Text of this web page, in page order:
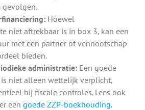
gevolgen.
Hoewel
niet aftrekbaar is in box 3, kan een
met een partner of vennootschap
bieden.
administratie: Een goede
niet alleen wettelijk verplicht,
bij fiscale controles. Lees ook
een goede ZZP-boekhouding.